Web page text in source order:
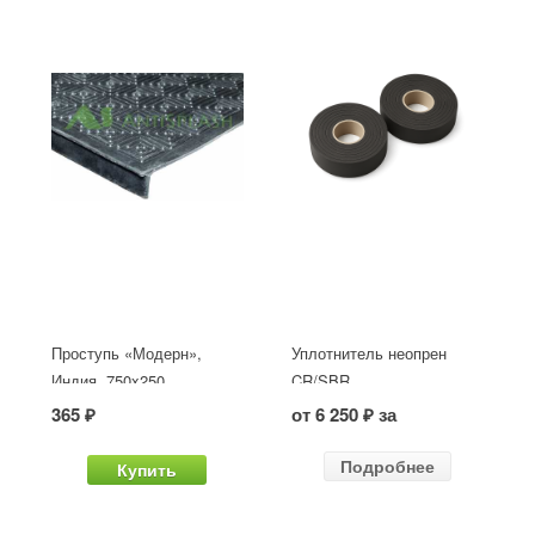
Проступь «Модерн»,
Индия, 750x250
365 ₽
Купить
Уплотнитель неопрен
CR/SBR
от 6 250 ₽ за
Подробнее